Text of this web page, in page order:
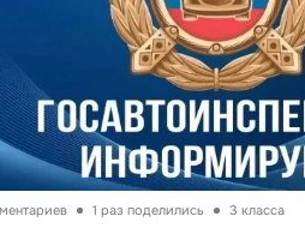
1 раз поделились 3 класса